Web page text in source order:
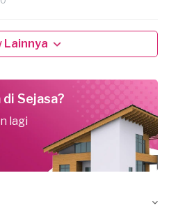
Lainnya
Sejasa?
lagi